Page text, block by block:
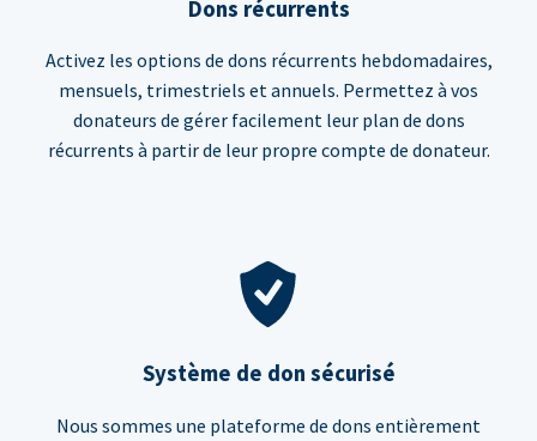
Dons récurrents
Activez les options de dons récurrents hebdomadaires,
mensuels, trimestriels et annuels. Permettez à vos
donateurs de gérer facilement leur plan de dons
récurrents à partir de leur propre compte de donateur.
Système de don sécurisé
Nous sommes une plateforme de dons entièrement